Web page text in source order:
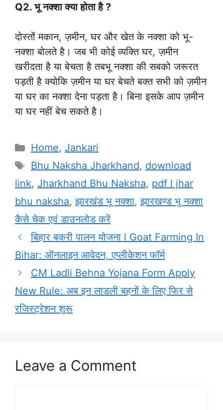
Q2. भू नक्शा क्या होता है ?
दोस्तों मकान, ज़मीन, घर और खेत के नक्शा को भू-
नक्शा बोलते है। जब भी कोई व्यक्ति घर, ज़मीन
खरीदता है या बेचता है तबभू नक्शा की सबको जरूरत
पड़ती है क्योकि ज़मीन या घर बेचते बक्त सभी को ज़मीन
या घर का नक्शा देना पड़ता है। बिना इसके आप ज़मीन
या घर नहीं बेच सकते है।
Categories
Home, Jankari
Tags
Bhu Naksha Jharkhand, download
link, Jharkhand Bhu Naksha, pdf l jhar
bhu naksha,झारखंड भू नक्शा,झारखण्ड भु नक्शा
कैसे चेक एवं डाउनलोड करें
बिहार बकरी पालन योजना l Goat Farming In
Bihar: ऑनलाइन आवेदन, एप्लीकेशन फॉर्म
CM Ladli Behna Yojana Form Apply
New Rule: अब इन लाडली बहनों के लिए फिर से
रजिस्ट्रेशन शुरू
Leave a Comment